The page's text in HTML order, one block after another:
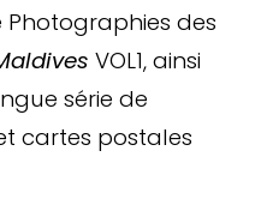
Photographies des
VOL1, ainsi
série de
cartes postales